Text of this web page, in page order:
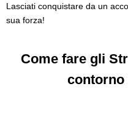
Lasciati conquistare da un
sua forza!
Come fare gli